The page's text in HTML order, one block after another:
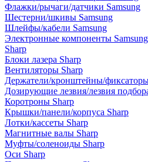
Флажки/рычаги/датчики Samsung
Шестерни/шкивы Samsung
Шлейфы/кабели Samsung
Электронные компоненты Samsung
Sharp
Блоки лазера Sharp
Вентиляторы Sharp
Держатели/кронштейны/
Дозирующие лезвия/лезвия
Коротроны Sharp
Крышки/панели/корпуса Sharp
Лотки/кассеты Sharp
Магнитные валы Sharp
Муфты/соленоиды Sharp
Оси Sharp